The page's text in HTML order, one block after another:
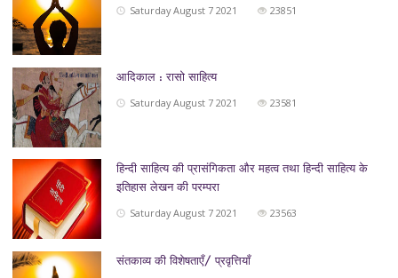
Saturday August 7 2021
23851
आदिकाल : रासो साहित्य
Saturday August 7 2021
23581
हिन्दी साहित्य की प्रासंगिकता और महत्व तथा हिन्दी साहित्य के
इतिहास लेखन की परम्परा
Saturday August 7 2021
23563
संतकाव्य की विशेषताएँ/ प्रवृत्तियाँ